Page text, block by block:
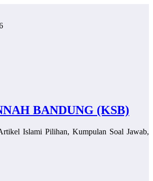
BANDUNG (KSB)
Islami Pilihan, Kumpulan Soal Jawab,